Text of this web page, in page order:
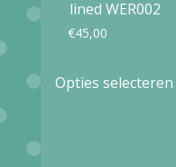
lined WER002
€45,00
Opties selecteren